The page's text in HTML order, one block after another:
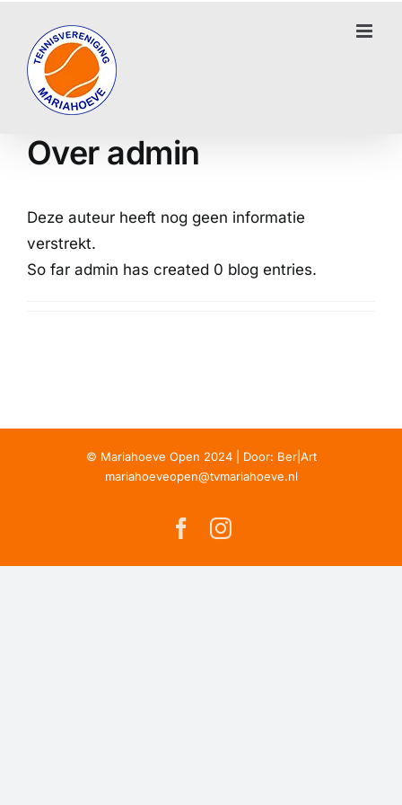
inhoud
Over admin
Deze auteur heeft nog geen informatie
verstrekt.
So far admin has created 0 blog entries.
© Mariahoeve Open 2024 | Door: Ber|Art
mariahoeveopen@tvmariahoeve.nl
Facebook
Instagram